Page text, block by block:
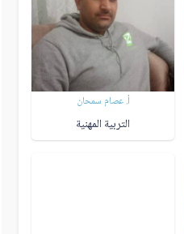
أ. عصام سمحان
التربية المهنية